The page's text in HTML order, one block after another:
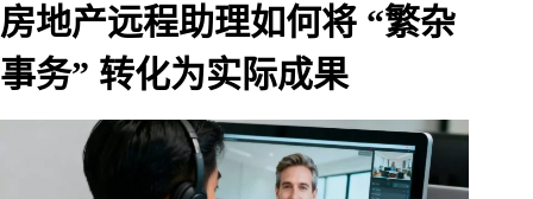
房地产远程助理如何将 “繁杂
事务” 转化为实际成果